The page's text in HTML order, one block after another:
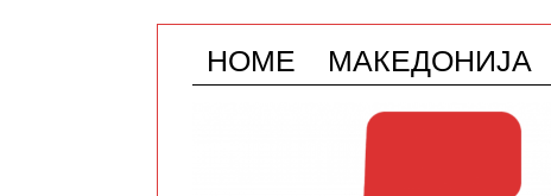
HOME МАКЕДОНИЈА